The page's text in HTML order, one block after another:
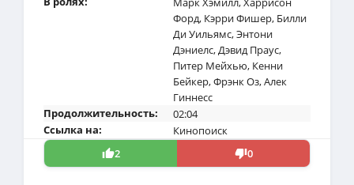
Форд, Кэрри Фишер, Билли
Ди Уильямс,Энтони
Дэниелс,Дэвид Праус,
Питер Мейхью, Кенни
Бейкер,Фрэнк Оз,Алек
Гиннесс
Продолжительность:
02:04
Ссылка на:
Кинопоиск
2
0